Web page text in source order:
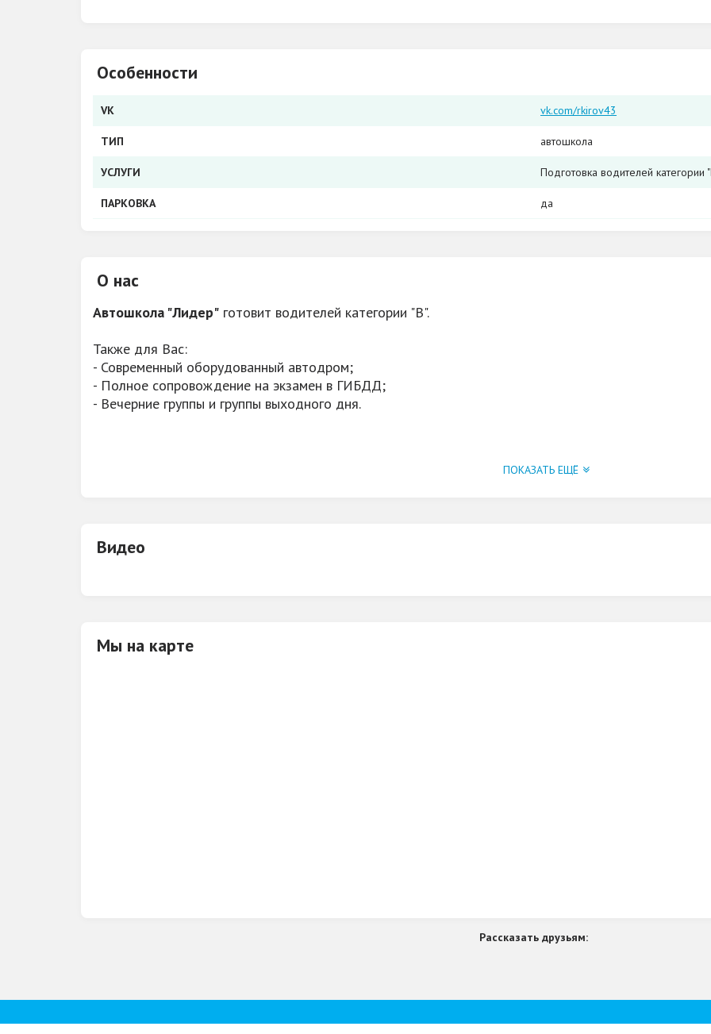
Особенности
VK vk.com/rkirov43
ТИП автошкола
УСЛУГИ Подготовка водителей категории
ПАРКОВКА да
О нас
Автошкола "Лидер" готовит водителей категории "В".
Также для Вас:
- Современный оборудованный автодром;
- Полное сопровождение на экзамен в ГИБДД;
- Вечерние группы и группы выходного дня.
ПОКАЗАТЬ ЕЩЁ
Видео
Мы на карте
Рассказать друзьям: